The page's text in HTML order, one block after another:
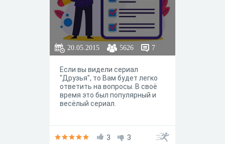
20.05.2015 5626 7
Если вы видели сериал
"Друзья", то Вам будет легко
ответить на вопросы. В своё
время это был популярный и
весёлый сериал.
3 3